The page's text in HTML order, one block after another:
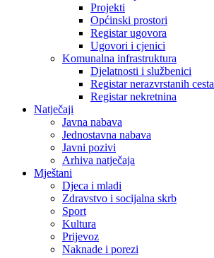
Projekti
Općinski prostori
Registar ugovora
Ugovori i cjenici
Komunalna infrastruktura
Djelatnosti i službenici
Registar nerazvrstanih cesta
Registar nekretnina
Natječaji
Javna nabava
Jednostavna nabava
Javni pozivi
Arhiva natječaja
Mještani
Djeca i mladi
Zdravstvo i socijalna skrb
Sport
Kultura
Prijevoz
Naknade i porezi